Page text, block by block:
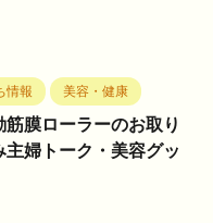
情報 美容・健康
筋膜ローラーのお取り
婦トーク・美容グッ